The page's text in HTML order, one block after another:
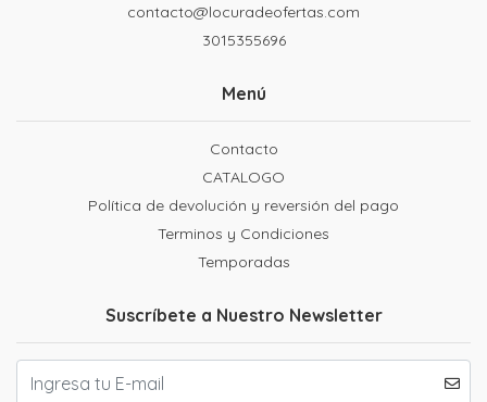
contacto@locuradeofertas.com
3015355696
Menú
Contacto
CATALOGO
Política de devolución y reversión del pago
Terminos y Condiciones
Temporadas
Suscríbete a Nuestro Newsletter